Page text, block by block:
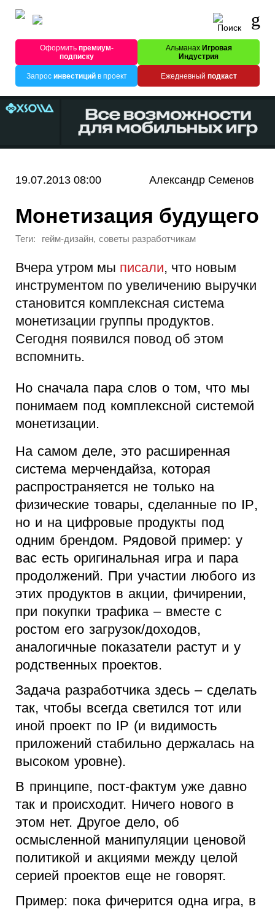
Оформитьпремиум-
подписку
Альманах Игровая
Индустрия
Запрос инвестицийв проект Ежедневный подкаст
19.07.2013 08:00 Александр Семенов
Монетизация будущего
Теги: гейм-дизайн, советы разработчикам
Вчера утром мы писали, что новым
инструментом по увеличению выручки
становится комплексная система
монетизации группы продуктов.
Сегодня появился повод об этом
вспомнить.
Но сначала пара слов о том, что мы
понимаем под комплексной системой
монетизации.
На самом деле, это расширенная
система мерчендайза, которая
распространяется не только на
физические товары, сделанные по IP,
но и на цифровые продукты под
одним брендом. Рядовой пример: у
вас есть оригинальная игра и пара
продолжений. При участии любого из
этих продуктов в акции, фичирении,
при покупки трафика – вместе с
ростом его загрузок/доходов,
аналогичные показатели растут и у
родственных проектов.
Задача разработчика здесь – сделать
так, чтобы всегда светился тот или
иной проект по IP (и видимость
приложений стабильно держалась на
высоком уровне).
В принципе, пост-фактум уже давно
так и происходит. Ничего нового в
этом нет. Другое дело, об
осмысленной манипуляции ценовой
политикой и акциями между целой
серией проектов еще не говорят.
Пример: пока фичерится одна игра, в